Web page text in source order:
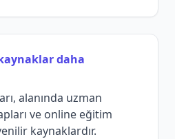
daha
alanında uzman
ve online eğitim
kaynaklardır.